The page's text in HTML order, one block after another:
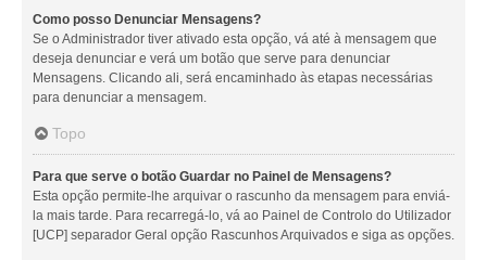
Como posso Denunciar Mensagens?
Se o Administrador tiver ativado esta opção, vá até à mensagem que
deseja denunciar e verá um botão que serve para denunciar
Mensagens. Clicando ali, será encaminhado às etapas necessárias
para denunciar a mensagem.
Topo
Para que serve o botão Guardar no Painel de Mensagens?
Esta opção permite-lhe arquivar o rascunho da mensagem para enviá-
la mais tarde. Para recarregá-lo, vá ao Painel de Controlo do Utilizador
[UCP] separador Geral opção Rascunhos Arquivados e siga as opções.